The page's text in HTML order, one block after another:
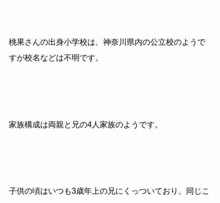
桃果さんの出身小学校は、神奈川県内の公立校のようで
すが校名などは不明です。
家族構成は両親と兄の4人家族のようです。
子供の頃はいつも3歳年上の兄にくっついており、同じこ